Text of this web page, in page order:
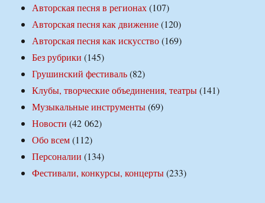
Авторская песня в регионах(107)
Авторская песня как движение(120)
Авторская песня как искусство(169)
Без рубрики (145)
Грушинский фестиваль(82)
Клубы, творческие объединения, театры(141)
Музыкальные инструменты(69)
Новости (42 062)
Обо всем(112)
Персоналии (134)
Фестивали, конкурсы, концерты(233)